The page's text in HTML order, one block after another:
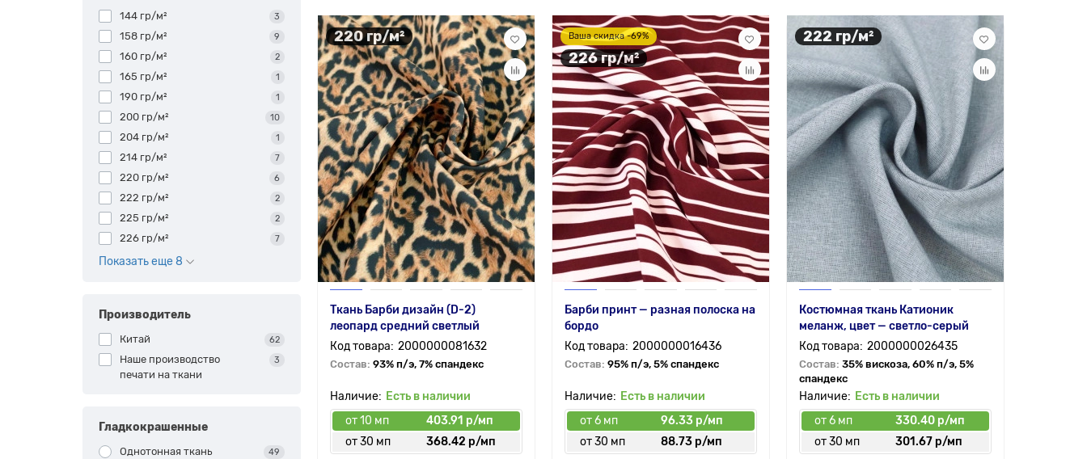
144 гр/м² 3
158 гр/м² 9
160 гр/м² 2
165 гр/м² 1
190 гр/м² 1
200 гр/м² 10
204 гр/м² 1
214 гр/м² 7
220 гр/м² 6
222 гр/м² 2
225 гр/м² 2
226 гр/м² 7
Показать еще 8
Производитель
Китай 62
Наше производство
печати на ткани
3
Гладкокрашенные
Однотонная ткань 49
220 гр/м²
Ткань Барби дизайн (D-2)
леопард средний светлый
2000000081632
Состав: 93% п/э, 7% спандекс
Есть в наличии
от 10 мп
403.91 р/мп
от 30 мп
368.42 р/мп
Ваша скидка -69%
226 гр/м²
Барби принт — разная полоска на
бордо
2000000016436
Состав: 95% п/э, 5% спандекс
Есть в наличии
от 6 мп
96.33 р/мп
от 30 мп
88.73 р/мп
222 гр/м²
Костюмная ткань Катионик
меланж, цвет — светло-серый
2000000026435
Состав: 35% вискоза, 60% п/э, 5%
спандекс
Есть в наличии
от 6 мп
330.40 р/мп
от 30 мп
301.67 р/мп